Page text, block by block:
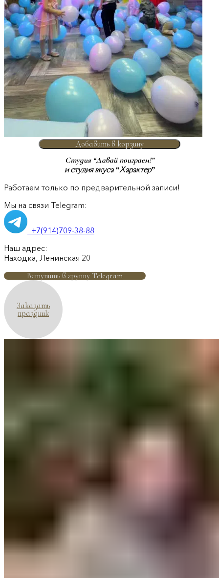
Добавить в корзину
Студия “Давай поиграем!”
и студия вкуса “Характер”
Работаем только по предварительной записи!
Мы на связи Telegram:
+7(914)709-38-88
Наш адрес:
Находка, Ленинская 20
Вступить в группу Telegram
Заказать
праздник